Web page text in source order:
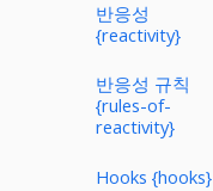
반응성
{reactivity}
반응성 규칙
{rules-of-
reactivity}
Hooks {hooks}